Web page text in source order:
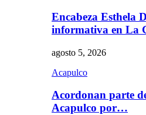
Encabeza Esthela
informativa en La
agosto 5, 2026
Acapulco
Acordonan parte
Acapulco por…